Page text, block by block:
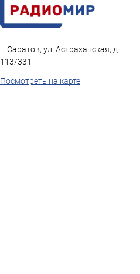
г. Саратов, ул. Астраханская, д.
113/331
Посмотреть на карте